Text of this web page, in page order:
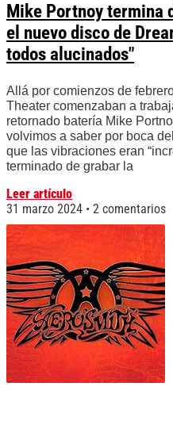
Mike Portnoy termina
el nuevo disco de
todos alucinados"
Allá por comienzos de
Theater comenzaban a
retornado batería Mike
volvimos a saber por boca
que las vibraciones eran
terminado de grabar la
Leer artículo
31 marzo 2024
2 comentarios